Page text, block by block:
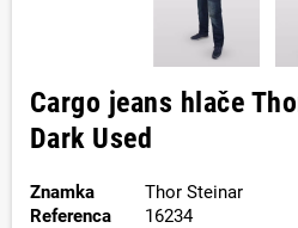
Cargo jeans hlače
Dark Used
Znamka
Thor Steinar
Referenca
16234